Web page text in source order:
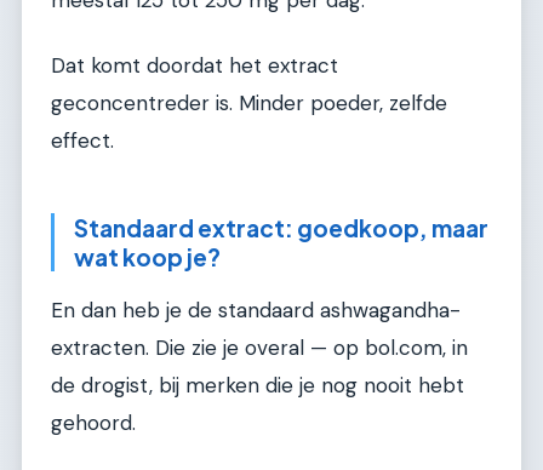
Dat komt doordat het extract
geconcentreder is. Minder poeder, zelfde
effect.
Standaard extract: goedkoop, maar
wat koop je?
En dan heb je de standaard ashwagandha-
extracten. Die zie je overal — op bol.com, in
de drogist, bij merken die je nog nooit hebt
gehoord.